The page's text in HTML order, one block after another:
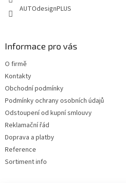
AUTOdesignPLUS
Informace pro vás
O firmě
Kontakty
Obchodní podmínky
Podmínky ochrany osobních údajů
Odstoupení od kupní smlouvy
Reklamační řád
Doprava a platby
Reference
Sortiment info